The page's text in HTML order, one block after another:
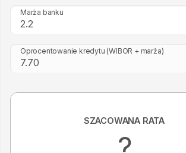
Marża banku
Oprocentowanie kredytu (WIBOR + marża)
SZACOWANA RATA